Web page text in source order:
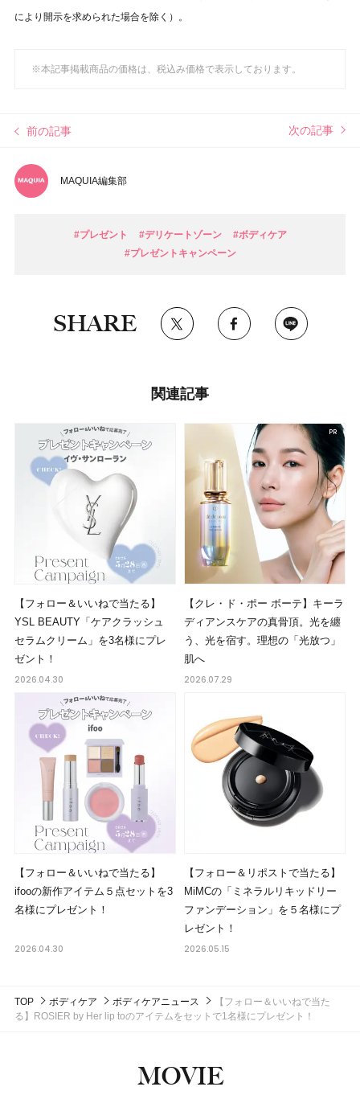
により開示を求められた場合を除く）。
※本記事掲載商品の価格は、税込み価格で表示しております。
前の記事 次の記事
MAQUIA編集部
#プレゼント #デリケートゾーン
#ボディケア
#プレゼントキャンペーン
SHARE
関連記事
【フォロー＆いいねで当たる】
YSL BEAUTY「ケアクラッシュ
セラムクリーム」を3名様にプレ
ゼント！
2026.04.30
【クレ・ド・ポー ボーテ】キーラ
ディアンスケアの真骨頂。光を纏
う、光を宿す。理想の「光放つ」
肌へ
2026.07.29
【フォロー＆いいねで当たる】
ifooの新作アイテム５点セットを3
名様にプレゼント！
2026.04.30
【フォロー＆リポストで当たる】
MiMCの「ミネラルリキッドリー
ファンデーション」を５名様にプ
レゼント！
2026.05.15
TOP ボディケア ボディケアニュース
【フォロー＆いいねで当た
る】ROSIER by Her lip toのアイテムをセットで1名様にプレゼント！
MOVIE